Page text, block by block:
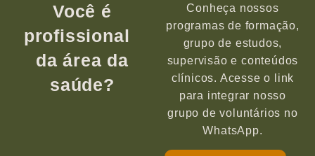
Você é
profissional
da área da
saúde?
Conheça nossos
programas de formação,
grupo de estudos,
supervisão e conteúdos
clínicos. Acesse o link
para integrar nosso
grupo de voluntários no
WhatsApp.